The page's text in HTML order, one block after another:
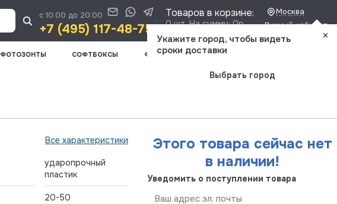
Москва
Укажите город, чтобы видеть
сроки доставки
Выбрать город
×
Личный кабинет
Доставка и оплата
Товаров в корзине:
0 шт. На сумму: 0р.
с 10:00 до 20:00
+7 (495) 117-48-75
ФОТОЗОНТЫ СОФТБОКСЫ ФОТООПТИКА ШТАТИВЫ
Все характеристики
ударопрочный
пластик
20-50
Этого товара сейчас нет
в наличии!
Уведомить о поступлении товара